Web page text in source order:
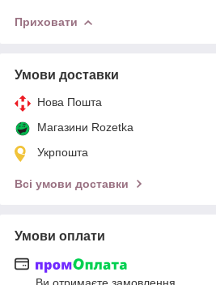
Приховати
Умови доставки
Нова Пошта
Магазини Rozetka
Укрпошта
Всі умови доставки
Умови оплати